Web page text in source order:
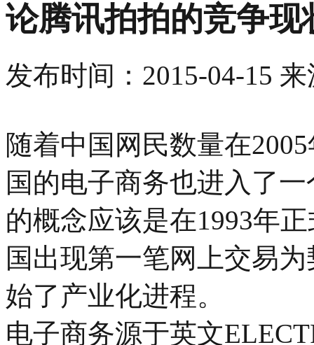
论腾讯拍拍的竞争
发布时间： 2015-04-15 来
随着中国网民数量在
国的电子商务也进入了
的概念应该是在1993年
国出现第一笔网上交易
始了产业化进程。
电子商务源于英文